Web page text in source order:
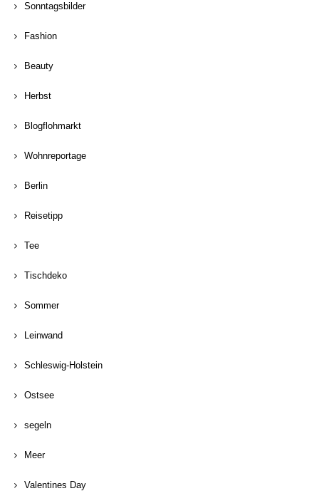
Sonntagsbilder
Fashion
Beauty
Herbst
Blogflohmarkt
Wohnreportage
Berlin
Reisetipp
Tee
Tischdeko
Sommer
Leinwand
Schleswig-Holstein
Ostsee
segeln
Meer
Valentines Day